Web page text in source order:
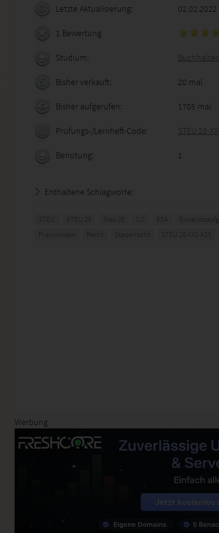
Letzte Aktualisierung: 02.02.2022
1 Bewertung
Studium:
Bisher verkauft: 20 mal
Bisher aufgerufen: 1705 mal
Prüfungs-/Lernheft-Code: STEU 28-
Benotung: 1
Enthaltene Schlagworte:
STEU STEU 28 Steu 28 ILS ESA
Praxiswissen
Recht Steuerrecht STEU 28-XX1-A25
Werbung